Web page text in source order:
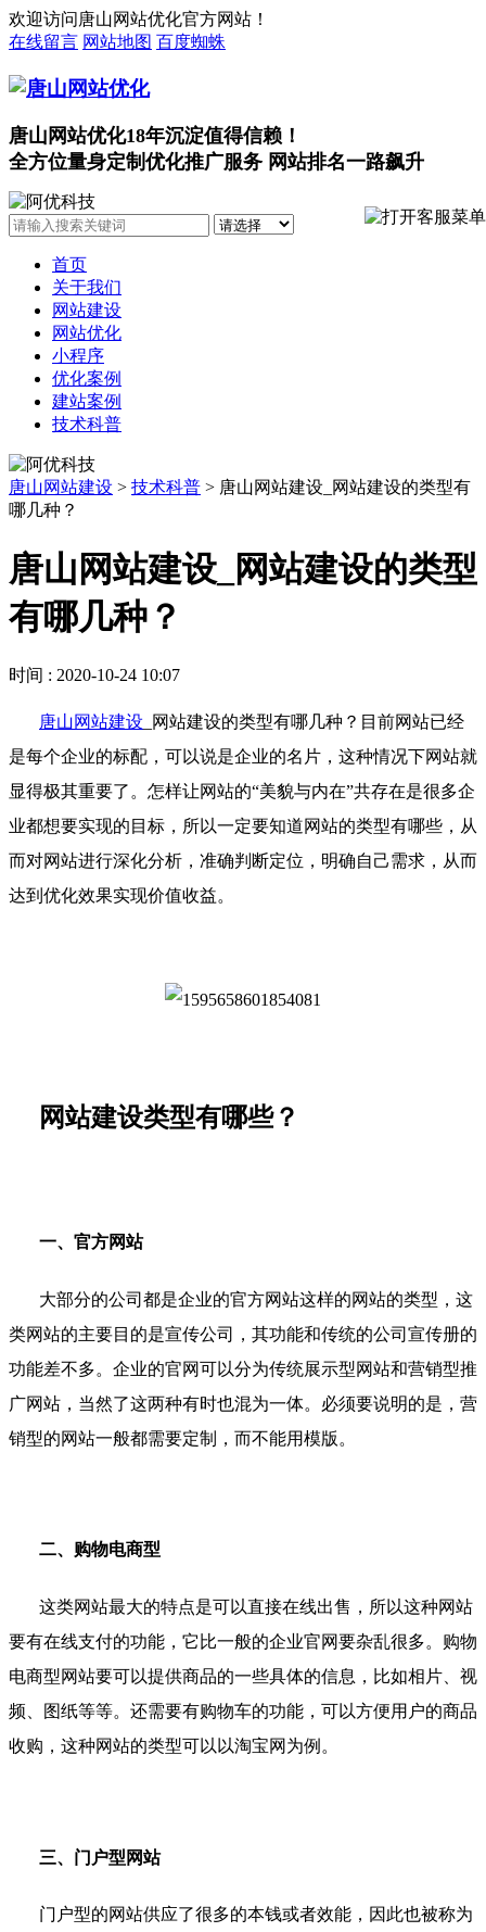
欢迎访问唐山网站优化官方网站！
在线留言 网站地图 百度蜘蛛
唐山网站优化18年沉淀值得信赖！
全方位量身定制优化推广服务 网站排名一路飙升
首页
关于我们
网站建设
网站优化
小程序
优化案例
建站案例
技术科普
唐山网站建设 > 技术科普 > 唐山网站建设_网站建设的类型有
哪几种？
唐山网站建设_网站建设的类型
有哪几种？
时间 : 2020-10-24 10:07
唐山网站建设 _网站建设的类型有哪几种？目前网站已经
是每个企业的标配，可以说是企业的名片，这种情况下网站就
显得极其重要了。怎样让网站的“美貌与内在”共存在是很多企
业都想要实现的目标，所以一定要知道网站的类型有哪些，从
而对网站进行深化分析，准确判断定位，明确自己需求，从而
达到优化效果实现价值收益。
网站建设类型有哪些？
一、官方网站
大部分的公司都是企业的官方网站这样的网站的类型，这
类网站的主要目的是宣传公司，其功能和传统的公司宣传册的
功能差不多。企业的官网可以分为传统展示型网站和营销型推
广网站，当然了这两种有时也混为一体。必须要说明的是，营
销型的网站一般都需要定制，而不能用模版。
二、购物电商型
这类网站最大的特点是可以直接在线出售，所以这种网站
要有在线支付的功能，它比一般的企业官网要杂乱很多。购物
电商型网站要可以提供商品的一些具体的信息，比如相片、视
频、图纸等等。还需要有购物车的功能，可以方便用户的商品
收购，这种网站的类型可以以淘宝网为例。
三、门户型网站
门户型的网站供应了很多的本钱或者效能，因此也被称为